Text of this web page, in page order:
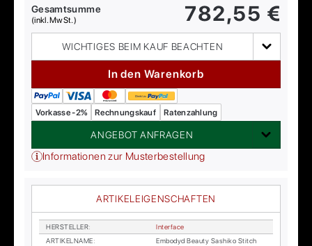
Gesamtsumme
(inkl. MwSt.) 782,55 €
WICHTIGES BEIM KAUF BEACHTEN
In den Warenkorb
Vorkasse -2% Rechnungskauf Ratenzahlung
ANGEBOT ANFRAGEN
Informationen zur Musterbestellung
ARTIKELEIGENSCHAFTEN
HER­STEL­LER:
In­ter­face
AR­TI­KEL­NA­ME:
Em­bo­dyd Be­au­ty Sa­shi­ko Stitch